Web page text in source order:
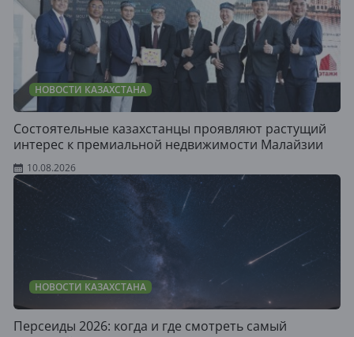
НОВОСТИ КАЗАХСТАНА
Состоятельные казахстанцы проявляют растущий
интерес к премиальной недвижимости Малайзии
10.08.2026
НОВОСТИ КАЗАХСТАНА
Персеиды 2026: когда и где смотреть самый